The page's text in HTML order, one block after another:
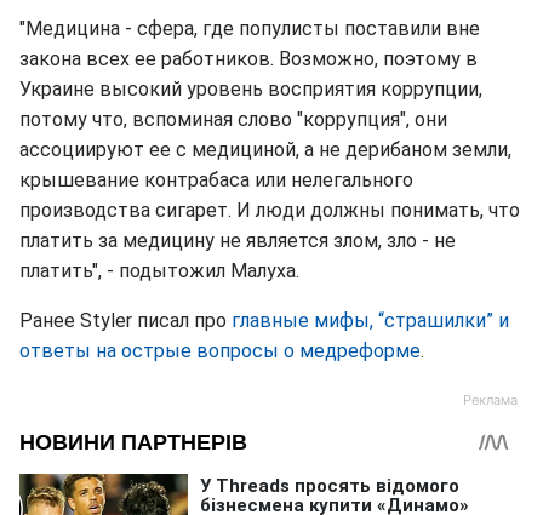
"Медицина - сфера, где популисты поставили вне
закона всех ее работников. Возможно, поэтому в
Украине высокий уровень восприятия коррупции,
потому что, вспоминая слово "коррупция", они
ассоциируют ее с медициной, а не дерибаном земли,
крышевание контрабаса или нелегального
производства сигарет. И люди должны понимать, что
платить за медицину не является злом, зло - не
платить", - подытожил Малуха.
Ранее Styler писал про главные мифы, “страшилки” и
ответы на острые вопросы о медреформе.